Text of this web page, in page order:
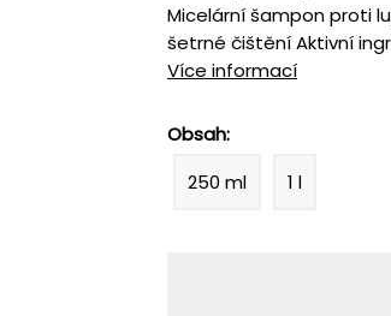
Micelární šampon proti
šetrné čištění Aktivní
Více informací
Obsah:
250 ml
1 l